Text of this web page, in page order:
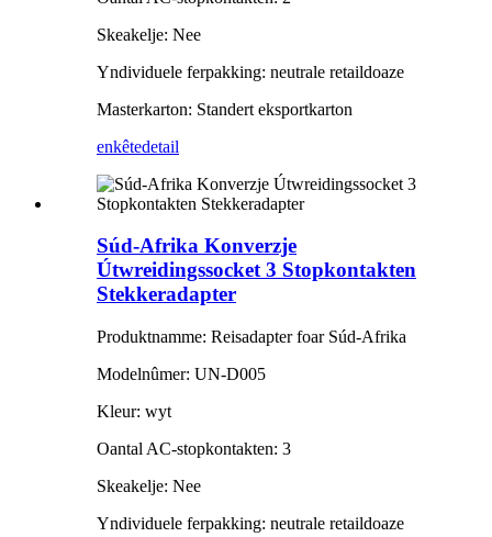
Skeakelje: Nee
Yndividuele ferpakking: neutrale retaildoaze
Masterkarton: Standert eksportkarton
enkêtedetail
Súd-Afrika Konverzje
Útwreidingssocket 3 Stopkontakten
Stekkeradapter
Produktnamme: Reisadapter foar Súd-Afrika
Modelnûmer: UN-D005
Kleur: wyt
Oantal AC-stopkontakten: 3
Skeakelje: Nee
Yndividuele ferpakking: neutrale retaildoaze